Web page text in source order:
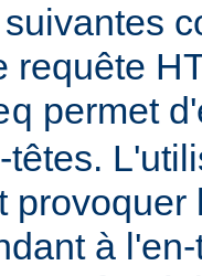
requête
permet
provoquer
à